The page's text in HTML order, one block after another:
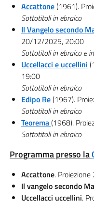
Accattone(1961).
Sottotitoli in ebraico
Il Vangelo secondo
20/12/2025, 20:00
Sottotitoli in ebraico e
Uccellacci e uccellini
19:00
Sottotitoli in ebraico
Edipo Re(1967).
Sottotitoli in ebraico
Teorema(1968).
Sottotitoli in ebraico
Programma presso la
Accattone.
Il vangelo secondo
Uccellacci uccellini.